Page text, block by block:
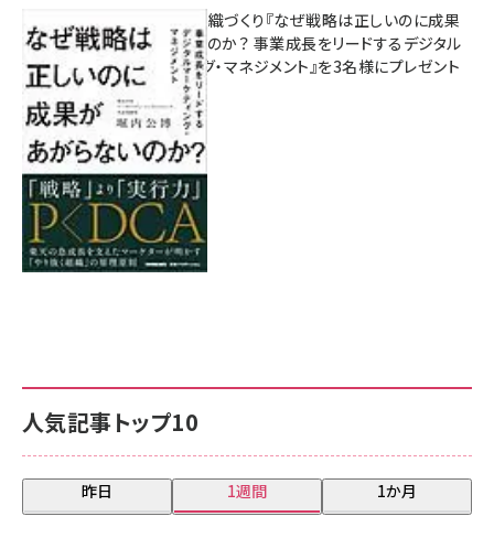
人気記事トップ10
昨日 1週間 1か月
成果を生む組織づくり『なぜ戦略は正しいのに成果
があがらないのか？ 事業成長をリードするデジタル
マーケティング・マネジメント』を3名様にプレゼント
8月7日 10:00